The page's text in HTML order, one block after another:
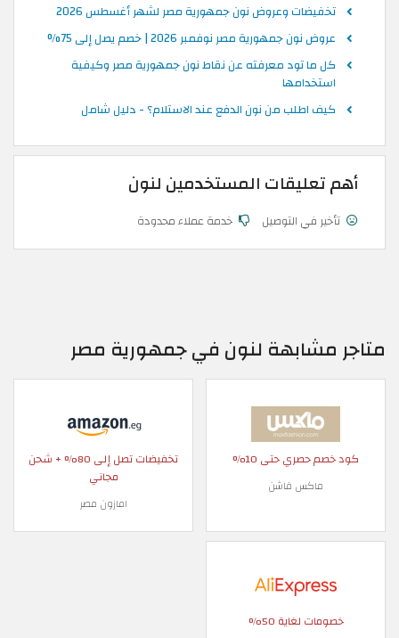
تخفيضات وعروض نون جمهورية مصر لشهر أغسطس 2026
عروض نون جمهورية مصر نوفمبر 2026 | خصم يصل إلى 75%
كل ما تود معرفته عن نقاط نون جمهورية مصر وكيفية
استخدامها
كيف اطلب من نون الدفع عند الاستلام؟ - دليل شامل
أهم تعليقات المستخدمين لنون
تأخير في التوصيل خدمة عملاء محدودة
متاجر مشابهة لنون في جمهورية مصر
كود خصم حصري حتى 10%
ماكس فاشن
تخفيضات تصل إلى 80% + شحن
مجاني
امازون مصر
خصومات لغاية 50%